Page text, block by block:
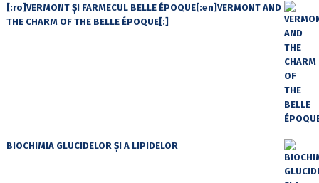
[:ro]VERMONT ȘI FARMECUL BELLE ÉPOQUE[:en]VERMONT AND
THE CHARM OF THE BELLE ÉPOQUE[:]
BIOCHIMIA GLUCIDELOR ȘI A LIPIDELOR